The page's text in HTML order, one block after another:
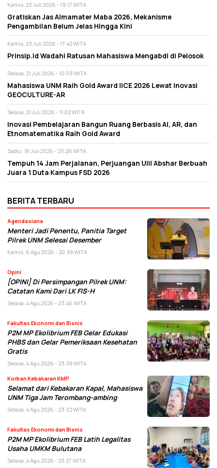
Kamis, 23 Juli 2026 - 19:17 WITA
Gratiskan Jas Almamater Maba 2026, Mekanisme
Pengambilan Belum Jelas Hingga Kini
Kamis, 23 Juli 2026 - 17:42 WITA
Prinsip.id Wadahi Ratusan Mahasiswa Mengabdi di Pelosok
Selasa, 21 Juli 2026 - 12:39 WITA
Mahasiswa UNM Raih Gold Award IICE 2026 Lewat Inovasi
GEOCULTURE-AR
Selasa, 21 Juli 2026 - 11:02 WITA
Inovasi Pembelajaran Bangun Ruang Berbasis AI, AR, dan
Etnomatematika Raih Gold Award
Sabtu, 18 Juli 2026 - 23:26 WITA
Tempuh 14 Jam Perjalanan, Perjuangan Ulil Abshar Berbuah
Juara 1 Duta Kampus FSD 2026
BERITA TERBARU
Agendasiana
Menteri Jadi Penentu, Panitia Target
Pilrek UNM Selesai Desember
Kamis, 6 Agu 2026 - 20:38 WITA
Opini
[OPINI] Di Persimpangan Pilrek UNM:
Catatan Kami Dari LK FIS-H
Selasa, 4 Agu 2026 - 23:46 WITA
Fakultas Ekonomi dan Bisnis
P2M MP Ekolibrium FEB Gelar Edukasi
PHBS dan Gelar Pemeriksaan Kesehatan
Gratis
Selasa, 4 Agu 2026 - 23:38 WITA
Korban Kebakaran KMP
Selamat dari Kebakaran Kapal, Mahasiswa
UNM Tiga Jam Terombang-ambing
Selasa, 4 Agu 2026 - 23:32 WITA
Fakultas Ekonomi dan Bisnis
P2M MP Ekolibrium FEB Latih Legalitas
Usaha UMKM Bulutana
Selasa, 4 Agu 2026 - 23:27 WITA